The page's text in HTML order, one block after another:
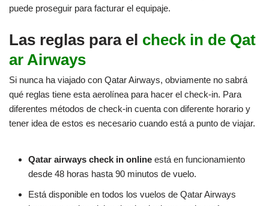
puede proseguir para facturar el equipaje.
Las reglas para el check in de Qat
ar Airways
Si nunca ha viajado con Qatar Airways, obviamente no sabrá
qué reglas tiene esta aerolínea para hacer el check-in. Para
diferentes métodos de check-in cuenta con diferente horario y
tener idea de estos es necesario cuando está a punto de viajar.
Qatar airways check in online está en funcionamiento
desde 48 horas hasta 90 minutos de vuelo.
Está disponible en todos los vuelos de Qatar Airways